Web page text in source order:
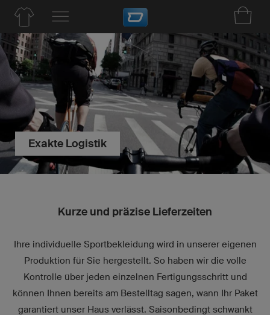
Exakte Logistik
Kurze und präzise Lieferzeiten
Ihre individuelle Sportbekleidung wird in unserer eigenen
Produktion für Sie hergestellt. So haben wir die volle
Kontrolle über jeden einzelnen Fertigungsschritt und
können Ihnen bereits am Bestelltag sagen, wann Ihr Paket
garantiert unser Haus verlässt. Saisonbedingt schwankt